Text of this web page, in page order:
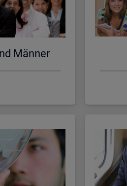
Män­ner